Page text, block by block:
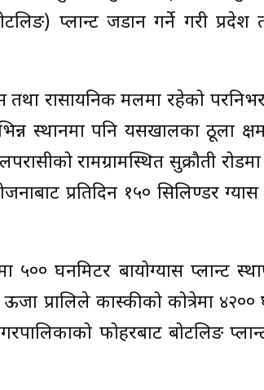
प्लान्ट जडान गर्ने गरी प्रदेश
रासायनिक मलमा रहेको
स्थानमा पनि यसखालका ठूला
रामग्रामस्थित सुक्रौती
प्रतिदिन १५० सिलिण्डर
५०० घनमिटर बायोग्यास प्लान्ट
प्रालिले कास्कीको कोत्रेमा ४२००
फोहरबाट बोटलिङ